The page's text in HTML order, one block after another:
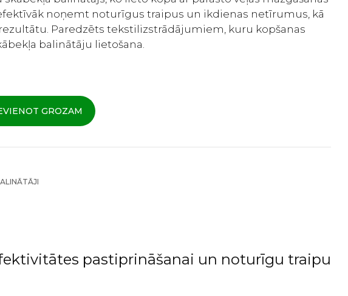
noņemt noturīgus traipus un ikdienas netīrumus, kā
Paredzēts tekstilizstrādājumiem, kuru kopšanas
balinātāju lietošana.
GROZAM
pastiprināšanai un noturīgu traipu